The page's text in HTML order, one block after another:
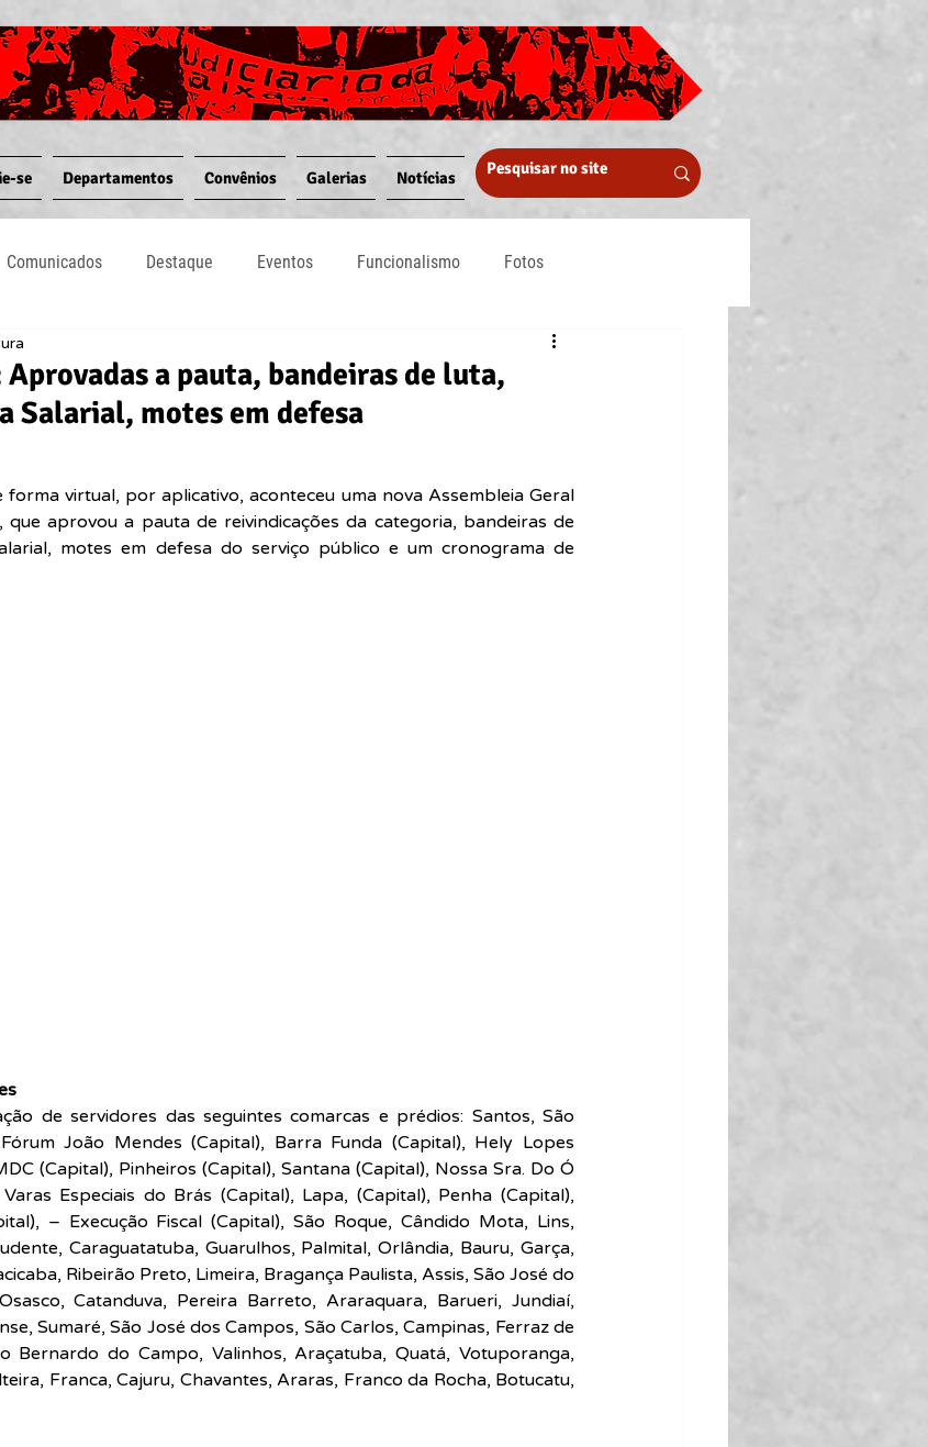
se Departamentos Convênios Galerias Notícias
Comunicados Destaque Eventos Funcionalismo Fotos
a pauta, bandeiras de luta,
Salarial, motes em defesa
virtual, por aplicativo, aconteceu uma nova Assembleia Geral
que aprovou a pauta de reivindicações da categoria, bandeiras de
motes em defesa do serviço público e um cronograma de
de servidores das seguintes comarcas e prédios: Santos, São
João Mendes (Capital), Barra Funda (Capital), Hely Lopes
(Capital), Pinheiros (Capital), Santana (Capital), Nossa Sra. Do Ó
Especiais do Brás (Capital), Lapa, (Capital), Penha (Capital),
– Execução Fiscal (Capital), São Roque, Cândido Mota, Lins,
Caraguatatuba, Guarulhos, Palmital, Orlândia, Bauru, Garça,
Ribeirão Preto, Limeira, Bragança Paulista, Assis, São José do
Catanduva, Pereira Barreto, Araraquara, Barueri, Jundiaí,
Sumaré, São José dos Campos, São Carlos, Campinas, Ferraz de
Bernardo do Campo, Valinhos, Araçatuba, Quatá, Votuporanga,
Franca, Cajuru, Chavantes, Araras, Franco da Rocha, Botucatu,